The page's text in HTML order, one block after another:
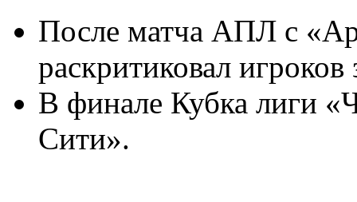
После матча АПЛ с
раскритиковал игроков
В финале Кубка лиги
Сити».